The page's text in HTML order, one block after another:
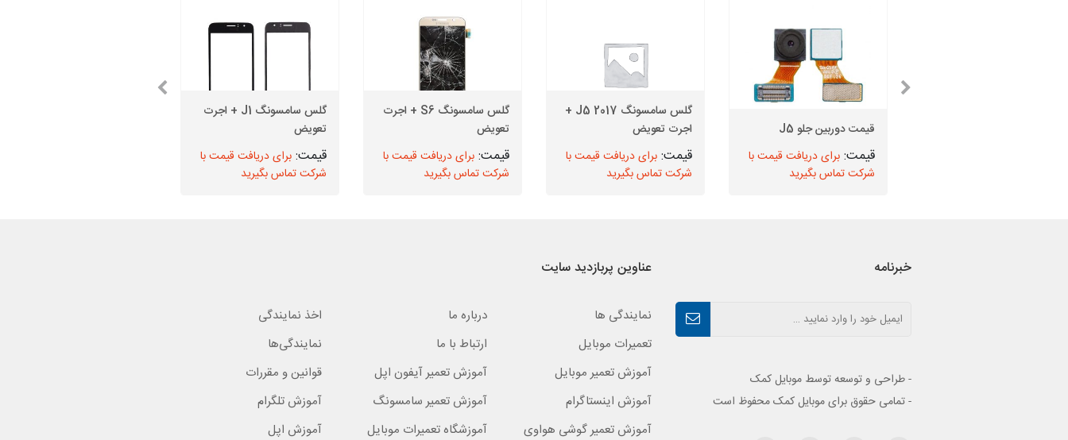
قیمت دوربین جلو J5
برای دریافت قیمت با
شرکت تماس بگیرید
گلس سامسونگ J5 2017 +
اجرت تعویض
برای دریافت قیمت با
شرکت تماس بگیرید
گلس سامسونگ S6 + اجرت
تعویض
برای دریافت قیمت با
شرکت تماس بگیرید
گلس سامسونگ J1 + اجرت
تعویض
برای دریافت قیمت با
شرکت تماس بگیرید
خبرنامه
- طراحی و توسعه توسط موبایل کمک
- تمامی حقوق برای موبایل کمک محفوظ است
عناوین پربازدید سایت
نمایندگی ها درباره ما
اخذ نمایندگی
تعمیرات موبایل
ارتباط با ما
نمایندگی‌ها
آموزش تعمیر موبایل
آموزش تعمیر آیفون اپل
قوانین و مقررات
آموزش اینستاگرام
آموزش تعمیر سامسونگ
آموزش تلگرام
آموزش تعمیر گوشی هواوی
آموزشگاه تعمیرات موبایل آموزش اپل